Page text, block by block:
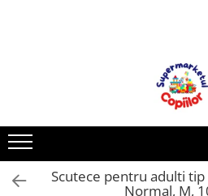
Accesorii pentru petrecere
Baloane
Mobila gradina & terasa
Scutece pentru adulti tip
Normal, M,